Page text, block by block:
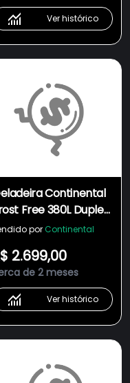
Ver histórico
Continental
Free 380L Duplex
(TC42)
por Continental
2.699,00
de 2 meses
Ver histórico